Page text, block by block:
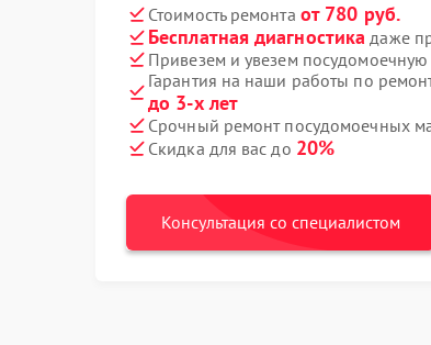
Стоимость ремонта от 780 руб.
Бесплатная диагностика даже
Привезем и увезем
Гарантия на наши работы по
до 3-х лет
Срочный ремонт посудомоечных
Скидка для вас до 20%
Консультация со специалистом